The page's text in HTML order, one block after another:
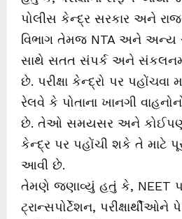
પોલીસ કેન્દ્ર સરકાર અને
વિભાગ તેમજ NTA અને
સાથે સતત સંપર્ક અને સંકલનમાં
છે. પરીક્ષા કેન્દ્રો પર પહોંચવા
રેલવે કે પોતાના ખાનગી
છે. તેઓ સમયસર અને કોઈપણ
કેન્દ્ર પર પહોંચી શકે તે માટે
આવી છે.
તેમણે જણાવ્યું હતું કે, NEET
ટ્રાન્સપોર્ટેશન,